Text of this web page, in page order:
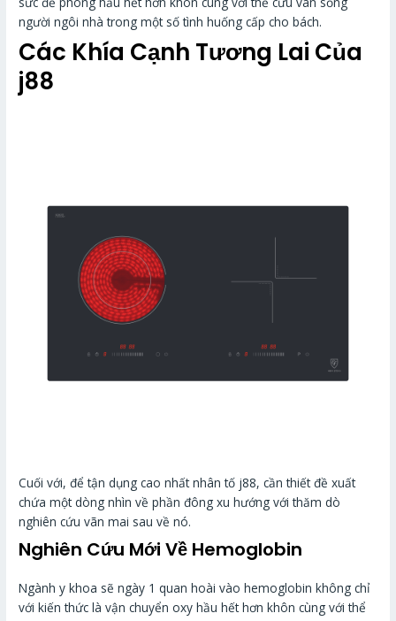
người ngôi nhà trong một số tình huống cấp cho bách.
Các Khía Cạnh Tương Lai Của
j88
Cuối với, để tận dụng cao nhất nhân tố j88, cần thiết đề xuất
chứa một dòng nhìn về phần đông xu hướng với thăm dò
nghiên cứu vãn mai sau về nó.
Nghiên Cứu Mới Về Hemoglobin
Ngành y khoa sẽ ngày 1 quan hoài vào hemoglobin không chỉ
với kiến thức là vận chuyển oxy hầu hết hơn khôn cùng với thể